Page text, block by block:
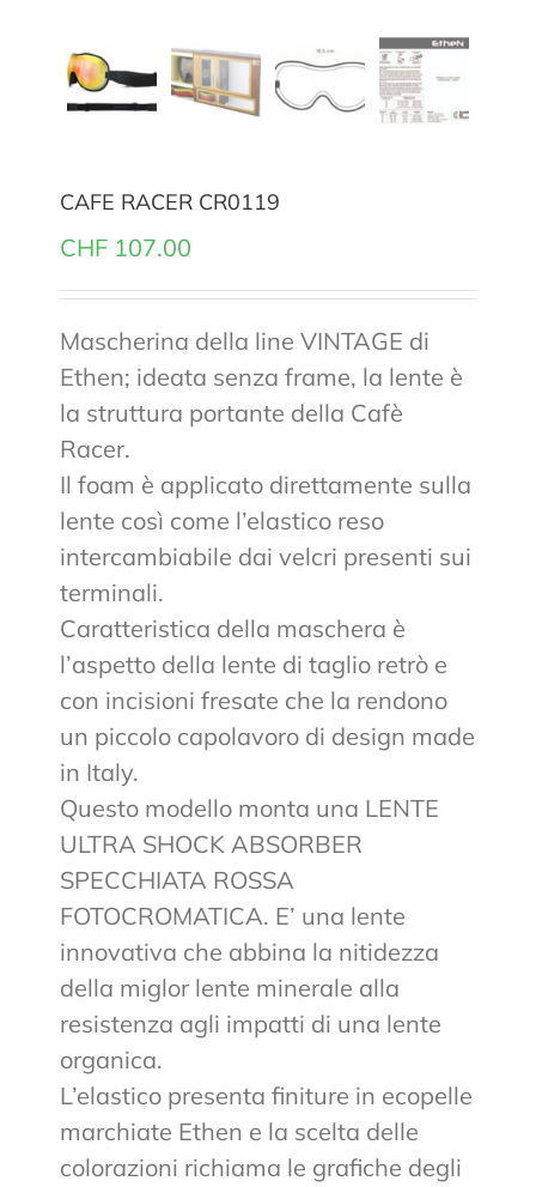
CAFE RACER CR0119
CHF 107.00
Mascherina della line VINTAGE di
Ethen; ideata senza frame, la lente è
la struttura portante della Cafè
Racer.
Il foam è applicato direttamente sulla
lente così come l’elastico reso
intercambiabile dai velcri presenti sui
terminali.
Caratteristica della maschera è
l’aspetto della lente di taglio retrò e
con incisioni fresate che la rendono
un piccolo capolavoro di design made
in Italy.
Questo modello monta una LENTE
ULTRA SHOCK ABSORBER
SPECCHIATA ROSSA
FOTOCROMATICA. E’ una lente
innovativa che abbina la nitidezza
della miglor lente minerale alla
resistenza agli impatti di una lente
organica.
L’elastico presenta finiture in ecopelle
marchiate Ethen e la scelta delle
colorazioni richiama le grafiche degli